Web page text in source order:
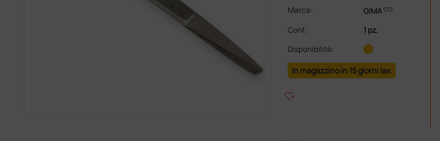
Marca:
GIMAlink
Conf.:
1 pz.
Disponibilità:
In magazzino in 15 giorni lav.
heart_plus